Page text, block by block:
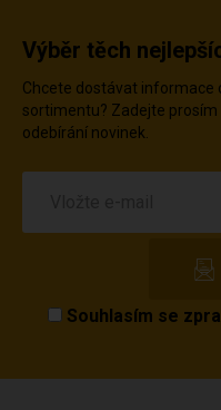
Výběr těch
Chcete dostávat informace
sortimentu? Zadejte prosím
odebírání novinek.
Souhlasím se